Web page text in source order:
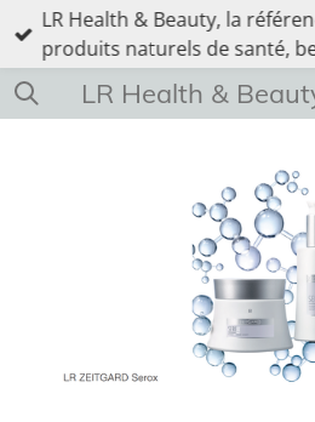
Passer
contenu
principal
LR Health &
LR Health & Beauty, la
produits naturels de santé,